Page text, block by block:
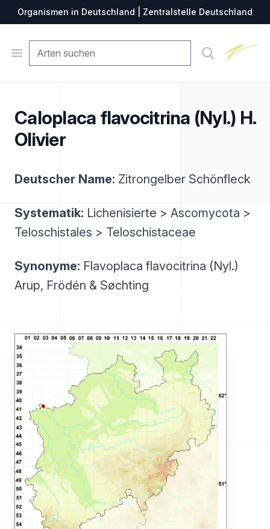
Organismen in Deutschland | Zentralstelle Deutschland
Open menu Suche
Caloplaca flavocitrina (Nyl.) H.
Olivier
Deutscher Name: Zitrongelber Schönfleck
Systematik: Lichenisierte > Ascomycota >
Teloschistales > Teloschistaceae
Synonyme: Flavoplaca flavocitrina (Nyl.)
Arup, Frödén & Søchting